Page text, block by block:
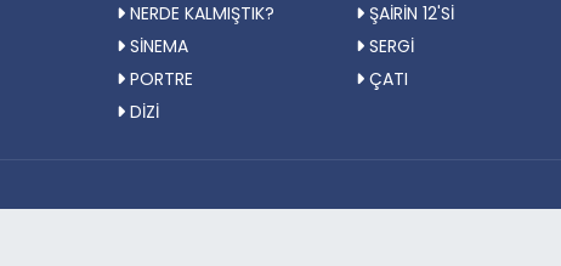
NERDE KALMIŞTIK?
ŞAİRİN 12'Sİ
SİNEMA
SERGİ
PORTRE
ÇATI
DİZİ